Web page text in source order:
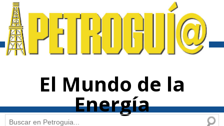
contenido
El Mundo de la
Energía
Buscar